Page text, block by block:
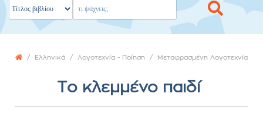
Ελληνικά Λογοτεχνία - Ποίηση Μεταφρασμένη Λογοτεχνία
Το κλεμμένο παιδί